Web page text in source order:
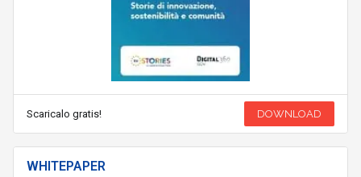
Scaricalo gratis! DOWNLOAD
WHITEPAPER